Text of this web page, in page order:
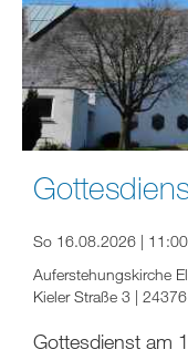
So 16.08.2026 |
Auferstehungskirche
Kieler Straße 3 |
Gottesdienst am